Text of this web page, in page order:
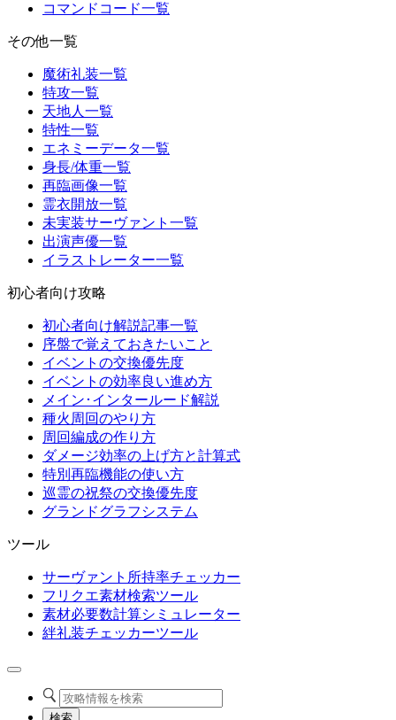
コマンドコード一覧
その他一覧
魔術礼装一覧
特攻一覧
天地人一覧
特性一覧
エネミーデータ一覧
身長/体重一覧
再臨画像一覧
霊衣開放一覧
未実装サーヴァント一覧
出演声優一覧
イラストレーター一覧
初心者向け攻略
初心者向け解説記事一覧
序盤で覚えておきたいこと
イベントの交換優先度
イベントの効率良い進め方
メイン･インタールード解説
種火周回のやり方
周回編成の作り方
ダメージ効率の上げ方と計算式
特別再臨機能の使い方
巡霊の祝祭の交換優先度
グランドグラフシステム
ツール
サーヴァント所持率チェッカー
フリクエ素材検索ツール
素材必要数計算シミュレーター
絆礼装チェッカーツール